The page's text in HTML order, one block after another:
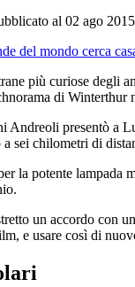
al 02 ago 2015
del mondo cerca
più curiose degli
di Winterthur
Andreoli presentò a
sei chilometri di
la potente
un accordo con
e usare così di